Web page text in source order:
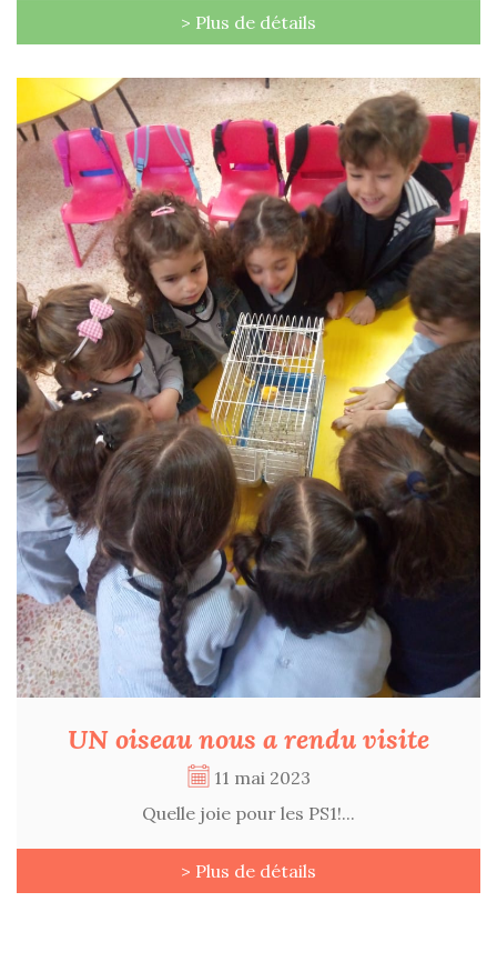
> Plus de détails
UN oiseau nous a rendu visite
11 mai 2023
Quelle joie pour les PS1!...
> Plus de détails